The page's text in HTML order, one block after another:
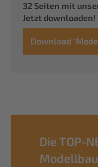
32 Seiten mit
Jetzt downloaden!
Download
Die TOP-